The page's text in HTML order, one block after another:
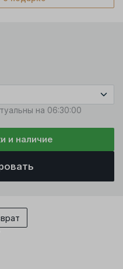
на 06:30:00
и наличие